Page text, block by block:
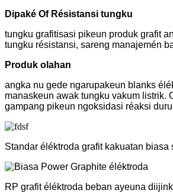
Dipaké Of Résistansi tungku
tungku grafitisasi pikeun produk grafit
tungku résistansi, sareng manajemén
Produk olahan
angka nu gede ngarupakeun blanks
manaskeun awak tungku vakum listrik.
gampang pikeun ngoksidasi réaksi
Standar éléktroda grafit kakuatan biasa
RP grafit éléktroda beban ayeuna